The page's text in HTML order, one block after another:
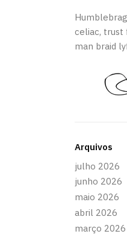
celiac, trust
man braid
Arquivos
julho 2026
junho 2026
maio 2026
abril 2026
março 2026